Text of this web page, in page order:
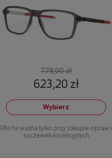
779,00 zł
623,20 zł
Wybierz
Oferta ważna tylko przy zakupie opraw i
soczewek korekcyjnych